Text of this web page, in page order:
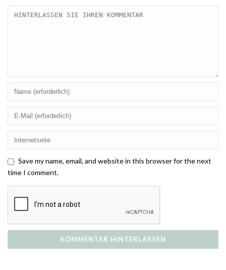
Save my name, email, and website in this browser for the next
time I comment.